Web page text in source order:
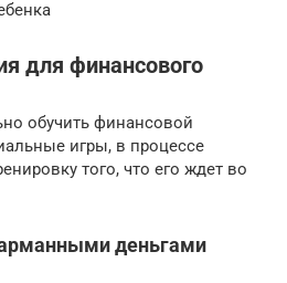
для финансового
обучить финансовой
игры, в процессе
того, что его ждет во
деньгами